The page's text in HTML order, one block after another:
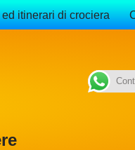
itinerari di crociera